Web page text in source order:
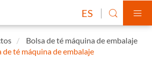
ES  
Bolsa de té máquina de embalaje
de té máquina de embalaje